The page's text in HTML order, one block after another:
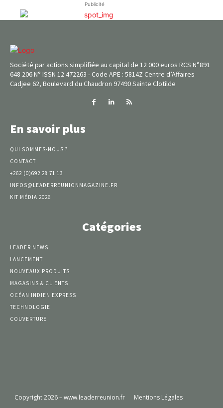
Publicité
Société par actions simplifiée au capital de 12 000 euros RCS N°891
648 206 N° ISSN 12 472263 - Code APE : 5814Z Centre d’Affaires
Cadjee 62, Boulevard du Chaudron 97490 Sainte Clotilde
En savoir plus
QUI SOMMES-NOUS ?
CONTACT
+262 (0)692 28 71 13
INFOS@LEADERREUNIONMAGAZINE.FR
KIT MÉDIA 2026
Catégories
LEADER NEWS
LANCEMENT
NOUVEAUX PRODUITS
MAGASINS & CLIENTS
OCÉAN INDIEN EXPRESS
TECHNOLOGIE
COUVERTURE
Copyright 2026 – www.leaderreunion.fr Mentions Légales